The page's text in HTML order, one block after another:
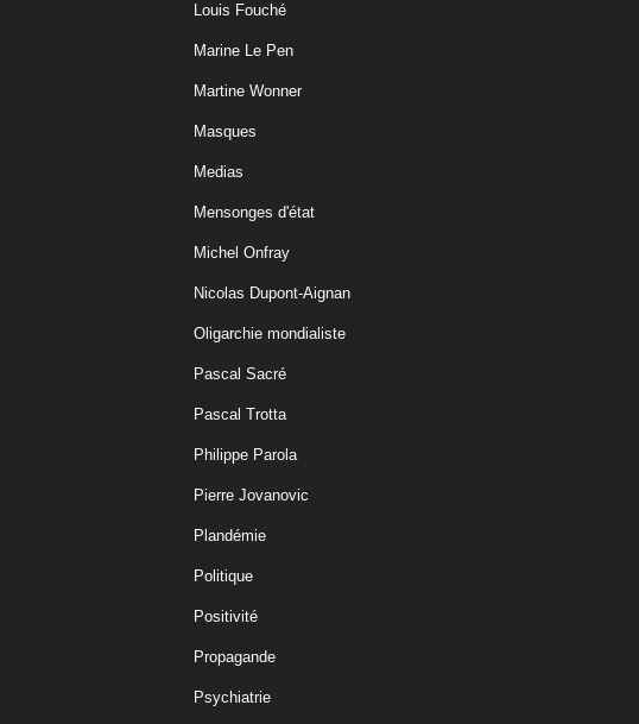
Louis Fouché
Marine Le Pen
Martine Wonner
Masques
Medias
Mensonges d'état
Michel Onfray
Nicolas Dupont-Aignan
Oligarchie mondialiste
Pascal Sacré
Pascal Trotta
Philippe Parola
Pierre Jovanovic
Plandémie
Politique
Positivité
Propagande
Psychiatrie